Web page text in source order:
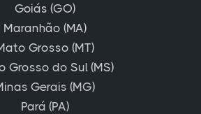
Goiás (GO)
Maranhão (MA)
Grosso (MT)
Grosso do Sul (MS)
Gerais (MG)
Pará (PA)